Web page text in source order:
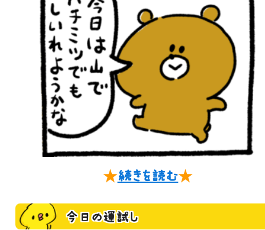
★続きを読む★
今日の運試し